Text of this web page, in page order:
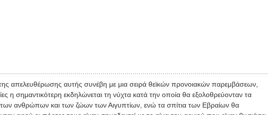
απελευθέρωσης αυτής συνέβη με μια σειρά θεϊκών προνοιακών παρεμβάσεων,
η σημαντικότερη εκδηλώνεται τη νύχτα κατά την οποία θα εξολοθρεύονταν τα
ανθρώπων και των ζώων των Αιγυπτίων, ενώ τα σπίτια των Εβραίων θα